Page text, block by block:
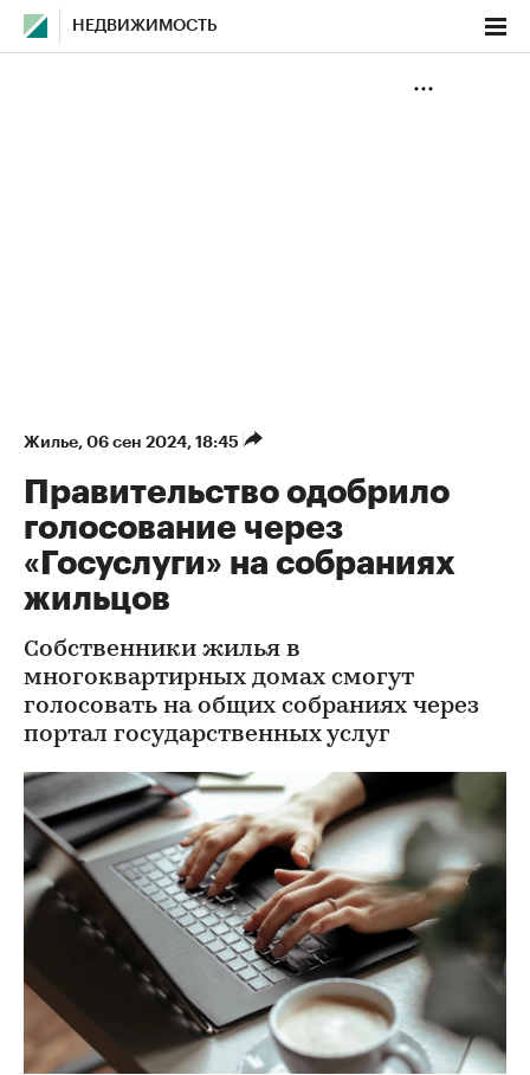
НЕДВИЖИМОСТЬ
Жилье⁠, 06 сен 2024, 18:45
Правительство одобрило
голосование через
«Госуслуги» на собраниях
жильцов
Собственники жилья в
многоквартирных домах смогут
голосовать на общих собраниях через
портал государственных услуг